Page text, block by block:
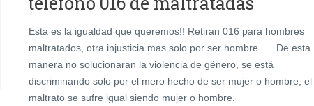
Esta es la igualdad que queremos!! Retiran 016 para hombres
maltratados, otra injusticia mas solo por ser hombre….. De esta
manera no solucionaran la violencia de género, se está
discriminando solo por el mero hecho de ser mujer o hombre, el
maltrato se sufre igual siendo mujer o hombre.